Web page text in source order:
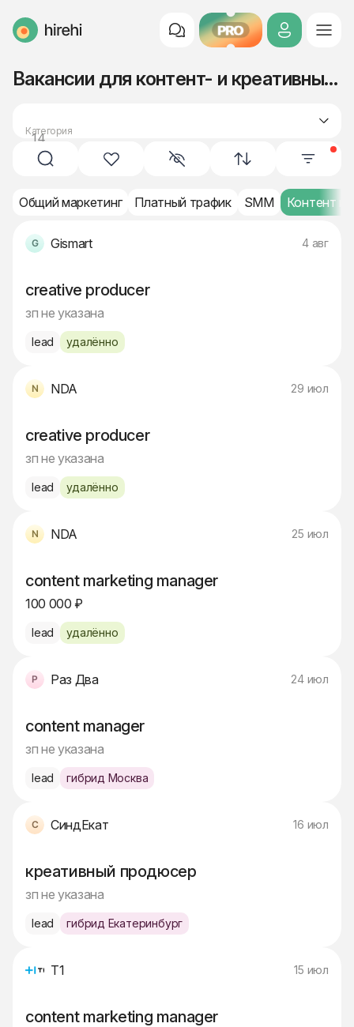
HireHi PRO
Категория
маркетинг
14
Вакансии для контент- и креативных специалистов (Lead)
Общий маркетинг Платный трафик SMM Контент и
Gismart 4 авг
creative producer
зп не указана
lead удалённо
NDA 29 июл
creative producer
зп не указана
lead удалённо
NDA 25 июл
content marketing manager
100 000 ₽
lead удалённо
Раз Два 24 июл
content manager
зп не указана
lead гибрид Москва
СиндЕкат 16 июл
креативный продюсер
зп не указана
lead гибрид Екатеринбург
Т1 15 июл
content marketing manager